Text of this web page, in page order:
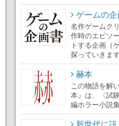
ゲームの
名作ゲームク
作時のエピソ
トする企画（
探っていきます
赫本
この物語を解
本』は、〈試
編ホラー小説集
新世代に訊